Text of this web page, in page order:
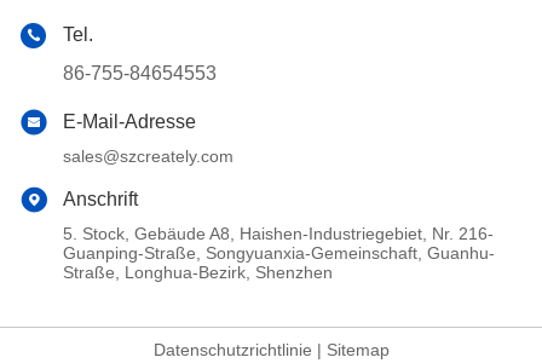
Tel.
86-755-84654553
E-Mail-Adresse
sales@szcreately.com
Anschrift
5. Stock, Gebäude A8, Haishen-Industriegebiet, Nr. 216-
Guanping-Straße, Songyuanxia-Gemeinschaft, Guanhu-
Straße, Longhua-Bezirk, Shenzhen
Datenschutzrichtlinie | Sitemap